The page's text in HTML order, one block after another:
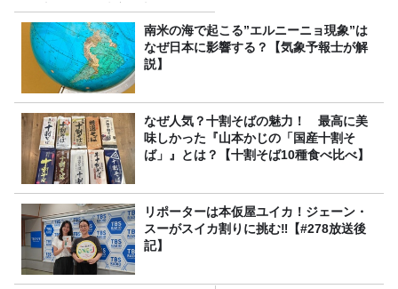
（土）に開催決定！本日より
FC先行受付スタート！南米の海で起こる”エルニーニョ現象”は
なぜ日本に影響する？【気象予報士が解
説】
なぜ人気？十割そばの魅力！ 最高に美
味しかった『山本かじの「国産十割そ
ば」』とは？【十割そば10種食べ比べ】
リポーターは本仮屋ユイカ！ジェーン・
スーがスイカ割りに挑む‼【#278放送後
記】